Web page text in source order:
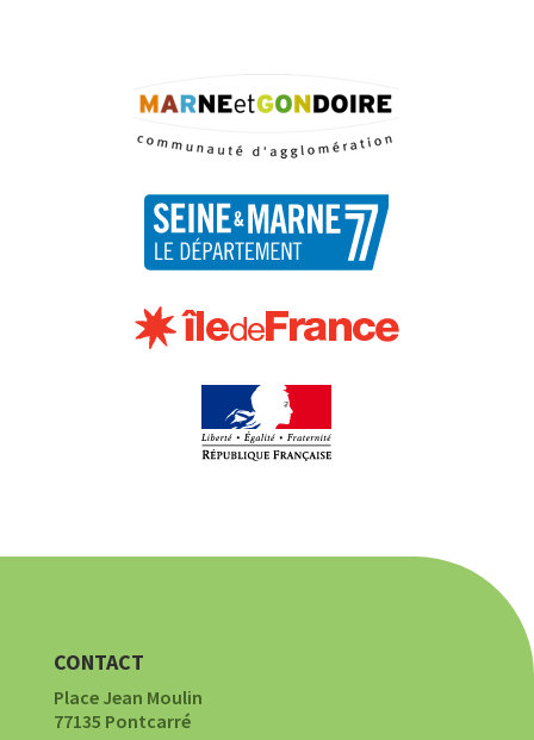
CONTACT
Place Jean Moulin
77135 Pontcarré